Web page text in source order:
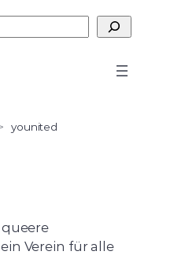
younited
Verein für alle